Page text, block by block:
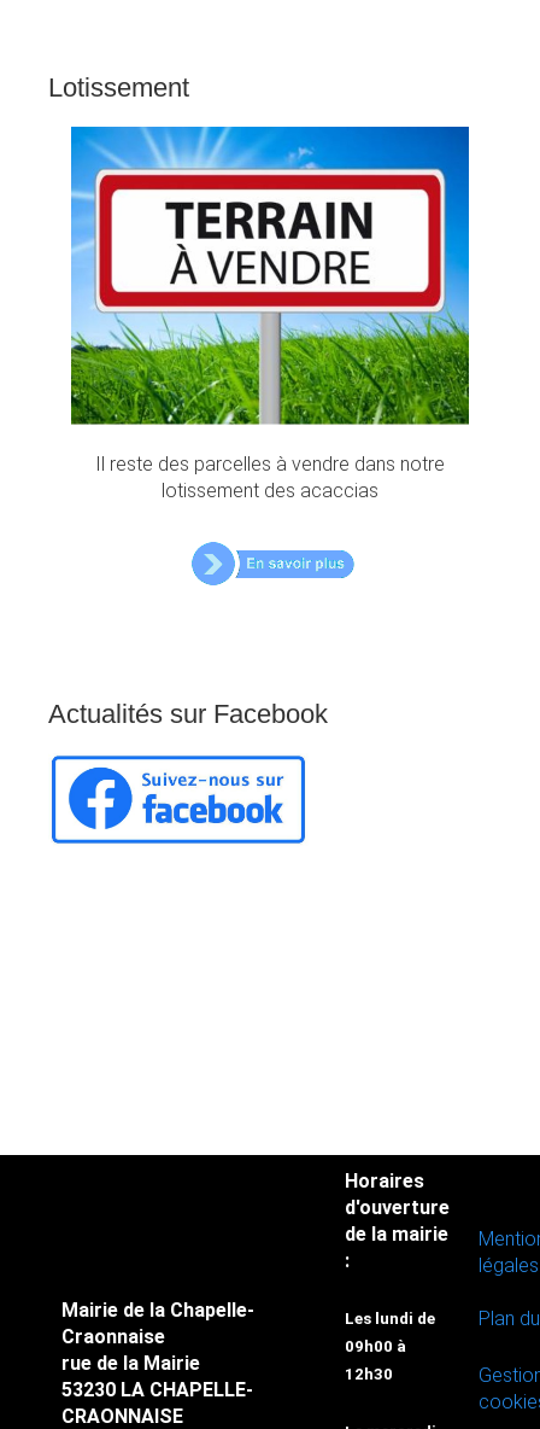
Lotissement
Il reste des parcelles à vendre dans notre
lotissement des acaccias
Actualités sur Facebook
Mairie de la Chapelle-
Craonnaise
rue de la Mairie
53230 LA CHAPELLE-
CRAONNAISE
Horaires
d'ouverture
de la mairie
:
Les lundi de
09h00 à
12h30
légales
Plan